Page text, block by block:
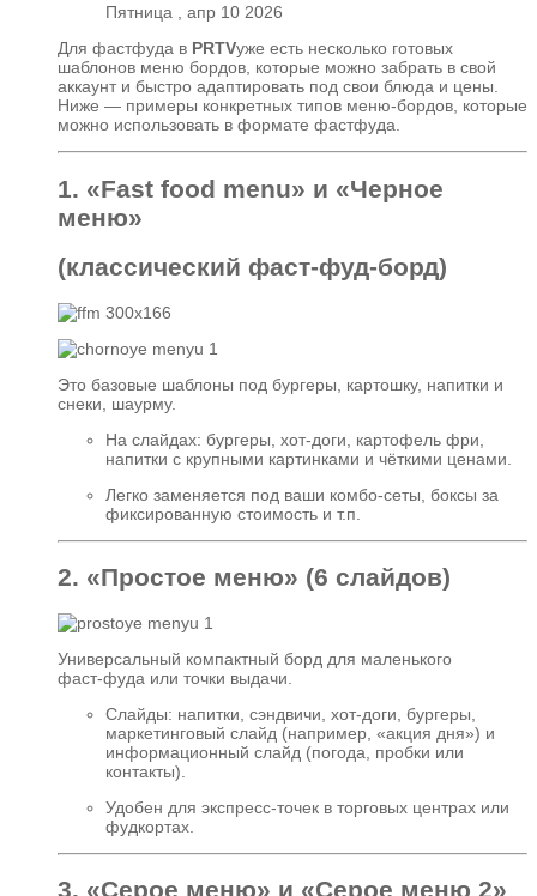
Пятница , апр 10 2026
Для фастфуда в PRTVуже есть несколько готовых
шаблонов меню бордов, которые можно забрать в свой
аккаунт и быстро адаптировать под свои блюда и цены.
Ниже — примеры конкретных типов меню‑бордов, которые
можно использовать в формате фастфуда.
1. «Fast food menu» и «Черное
меню»
(классический фаст‑фуд‑борд)
Это базовые шаблоны под бургеры, картошку, напитки и
снеки, шаурму.
На слайдах: бургеры, хот‑доги, картофель фри,
напитки с крупными картинками и чёткими ценами.
Легко заменяется под ваши комбо‑сеты, боксы за
фиксированную стоимость и т.п.
2. «Простое меню» (6 слайдов)
Универсальный компактный борд для маленького
фаст‑фуда или точки выдачи.
Слайды: напитки, сэндвичи, хот‑доги, бургеры,
маркетинговый слайд (например, «акция дня») и
информационный слайд (погода, пробки или
контакты).
Удобен для экспресс‑точек в торговых центрах или
фудкортах.
3. «Серое меню» и «Серое меню 2»